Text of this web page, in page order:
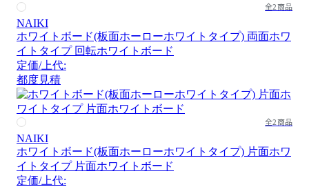
全2商品
NAIKI
ホワイトボード(板面ホーローホワイトタイプ) 両面ホワ
イトタイプ 回転ホワイトボード
定価/上代:
都度見積
全2商品
NAIKI
ホワイトボード(板面ホーローホワイトタイプ) 片面ホワ
イトタイプ 片面ホワイトボード
定価/上代: